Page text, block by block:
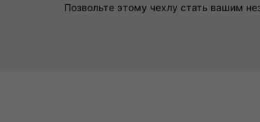
Позвольте этому чехлу стать вашим